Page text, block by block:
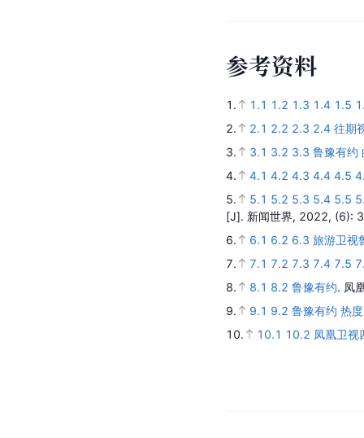
参考资料
1. 1.1 1.2 1.3 1.4 1.5
2.
2.1 2.2 2.3 2.4 往期
3.
3.1 3.2 3.3 鲁豫有约
4.
4.1 4.2 4.3 4.4 4.5
5.
5.1 5.2 5.3 5.4 5.5
[J]. 新闻世界, 2022, (6):
6.
6.1 6.2 6.3 旅游卫视
7.
7.1 7.2 7.3 7.4 7.5
8.
8.1 8.2 鲁豫有约. 凤
9.
9.1 9.2 鲁豫有约 热
10.
10.1 10.2 凤凰卫视